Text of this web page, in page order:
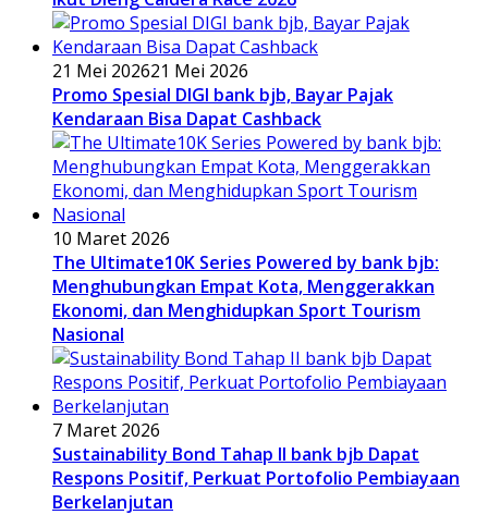
21 Mei 202621 Mei 2026
Promo Spesial DIGI bank bjb, Bayar Pajak
Kendaraan Bisa Dapat Cashback
10 Maret 2026
The Ultimate10K Series Powered by bank bjb:
Menghubungkan Empat Kota, Menggerakkan
Ekonomi, dan Menghidupkan Sport Tourism
Nasional
7 Maret 2026
Sustainability Bond Tahap II bank bjb Dapat
Respons Positif, Perkuat Portofolio Pembiayaan
Berkelanjutan